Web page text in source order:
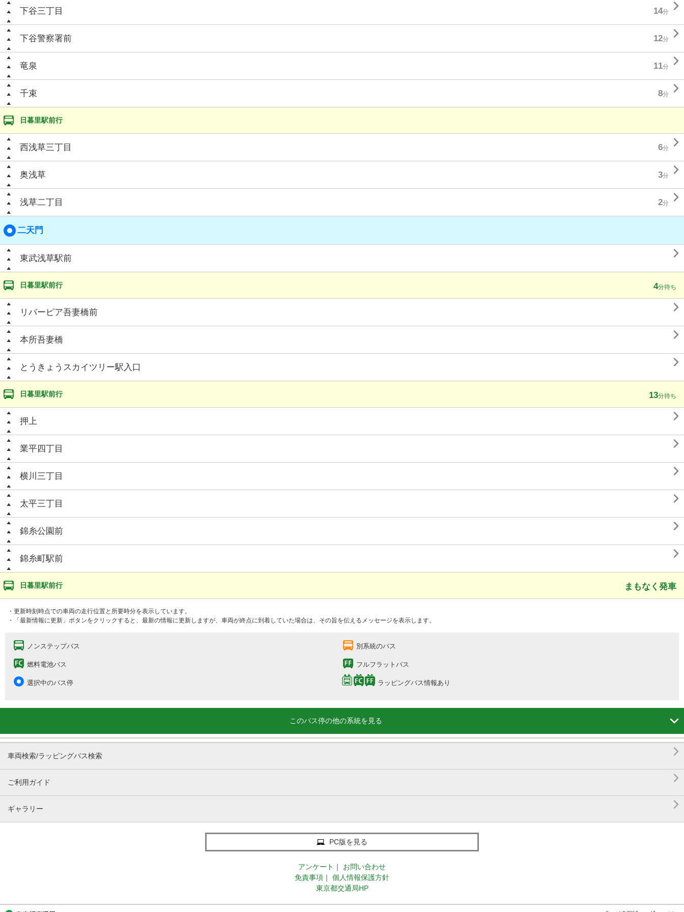
下谷三丁目 14分 
下谷警察署前 12分 
竜泉 11分 
千束 8分 
日暮里駅前行
西浅草三丁目 6分 
奥浅草 3分 
浅草二丁目 2分 
二天門
東武浅草駅前 
日暮里駅前行 4分待ち
リバーピア吾妻橋前 
本所吾妻橋 
とうきょうスカイツリー駅入口 
日暮里駅前行 13分待ち
押上 
業平四丁目 
横川三丁目 
太平三丁目 
錦糸公園前 
錦糸町駅前 
日暮里駅前行 まもなく発車
・更新時刻時点での車両の走行位置と所要時分を表示しています。
・「最新情報に更新」ボタンをクリックすると、最新の情報に更新しますが、車両が終点に到着していた場合は、その旨を伝えるメッセージを表示します。
ノンステップバス 別系統のバス
燃料電池バス フルフラットバス
選択中のバス停 ラッピングバス情報あり
このバス停の他の系統を見る 
車両検索/ラッピングバス検索 
ご利用ガイド 
ギャラリー 
PC版を見る
アンケート ｜
お問い合わせ
免責事項 ｜
個人情報保護方針
東京都交通局HP